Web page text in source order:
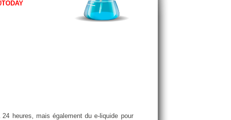
heures, mais également du e-liquide pour